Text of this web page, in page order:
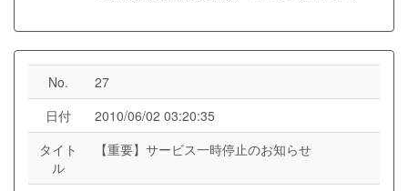
No.
27
日付
2010/06/02 03:20:35
タイト
ル
【重要】サービス一時停止のお知らせ